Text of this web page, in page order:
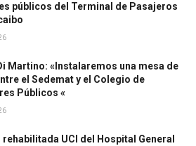
públicos del Terminal de Pasajeros
Martino: «Instalaremos una mesa de
el Sedemat y el Colegio de
Públicos «
rehabilitada UCI del Hospital General